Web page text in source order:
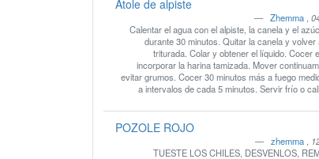
Atole de alpiste
Zhemma ,
Calentar el agua con el alpiste, la canela y el
durante 30 minutos. Quitar la canela y volver
triturada. Colar y obtener el líquido. Cocer
incorporar la harina tamizada. Mover
evitar grumos. Cocer 30 minutos más a fuego
a intervalos de cada 5 minutos. Servir frío o
POZOLE ROJO
zhemma
TUESTE LOS CHILES, DESVENLOS,